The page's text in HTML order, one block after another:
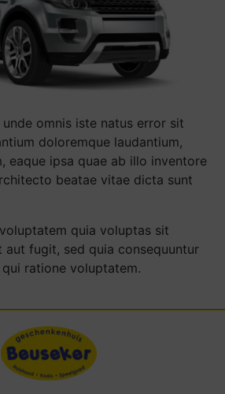
omnis iste natus error sit
doloremque laudantium,
eaque ipsa quae ab illo inventore
beatae vitae dicta sunt
quia voluptas sit
aut fugit, sed quia consequuntur
ratione voluptatem.